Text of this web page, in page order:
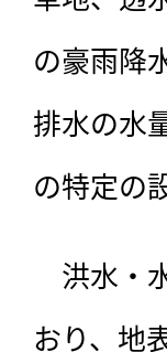
の豪雨降
排水の水
の特定の
洪水・
おり、地